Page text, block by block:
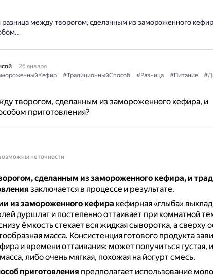
разница между творогом, сделанным из замороженного
26 января
#ТрадиционныйСпособ #Разница #Питание
творогом, сделанным из замороженного кефира, и
приготовления?
неточности
сделанным из замороженного кефира, и
заключается в процессе и результате.
из замороженного кефира кефирная «глыба»
дуршлаг и постепенно оттаивает при комнатной
ёмкость стекает вся жидкая сыворотка, а сверху
масса. Консистенция готового продукта
и времени оттаивания: может получиться густая,
либо очень мягкая, похожая на йогурт смесь.
приготовления предполагает использование